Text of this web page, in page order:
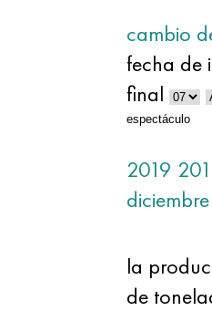
cambio
fecha de
final
espectáculo
2019
diciembre
la
de